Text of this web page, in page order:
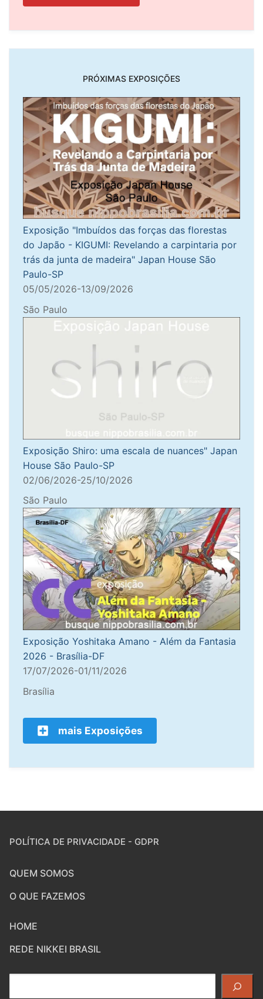
PRÓXIMAS EXPOSIÇÕES
Exposição "Imbuídos das forças das florestas
do Japão - KIGUMI: Revelando a carpintaria por
trás da junta de madeira" Japan House São
Paulo-SP
05/05/2026-13/09/2026
São Paulo
Exposição Shiro: uma escala de nuances" Japan
House São Paulo-SP
02/06/2026-25/10/2026
São Paulo
Exposição Yoshitaka Amano - Além da Fantasia
2026 - Brasília-DF
17/07/2026-01/11/2026
Brasília
mais Exposições
POLÍTICA DE PRIVACIDADE - GDPR
QUEM SOMOS
O QUE FAZEMOS
HOME
REDE NIKKEI BRASIL